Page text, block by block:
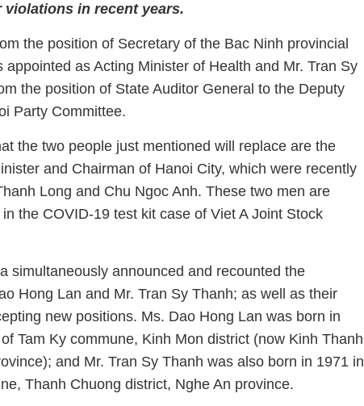
in recent years.
the position of Secretary of the Bac Ninh provincial
appointed as Acting Minister of Health and Mr. Tran Sy
the position of State Auditor General to the Deputy
Party Committee.
the two people just mentioned will replace are the
and Chairman of Hanoi City, which were recently
Long and Chu Ngoc Anh. These two men are
the COVID-19 test kit case of Viet A Joint Stock
simultaneously announced and recounted the
Hong Lan and Mr. Tran Sy Thanh; as well as their
new positions. Ms. Dao Hong Lan was born in
Tam Ky commune, Kinh Mon district (now Kinh Thanh
and Mr. Tran Sy Thanh was also born in 1971 in
Thanh Chuong district, Nghe An province.